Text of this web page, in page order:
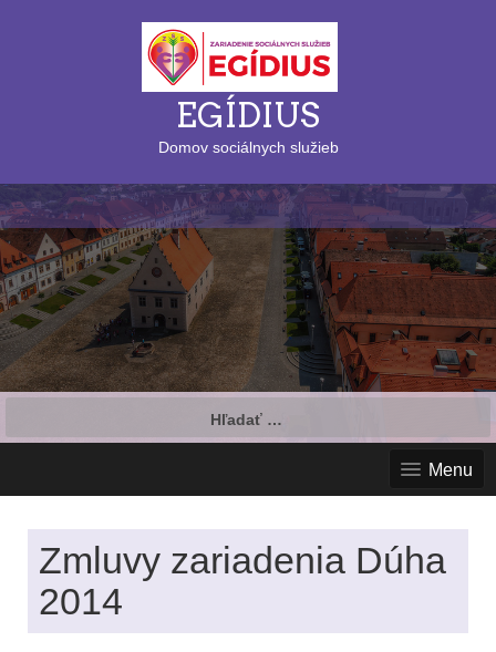
EGÍDIUS
Domov sociálnych služieb
Menu
Zmluvy zariadenia Dúha
2014